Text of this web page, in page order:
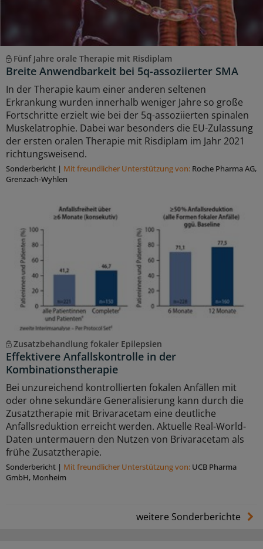
Fünf Jahre orale Therapie mit Risdiplam
Breite Anwendbarkeit bei 5q-assoziierter SMA
In der Therapie kaum einer anderen seltenen
Erkrankung wurden innerhalb weniger Jahre so große
Fortschritte erzielt wie bei der 5q-assoziierten spinalen
Muskelatrophie. Dabei war besonders die EU-Zulassung
der ersten oralen Therapie mit Risdiplam im Jahr 2021
richtungsweisend.
Sonderbericht | Mit freundlicher Unterstützung von: Roche Pharma AG,
Grenzach-Wyhlen
Zusatzbehandlung fokaler Epilepsien
Effektivere Anfallskontrolle in der
Kombinationstherapie
Bei unzureichend kontrollierten fokalen Anfällen mit
oder ohne sekundäre Generalisierung kann durch die
Zusatztherapie mit Brivaracetam eine deutliche
Anfallsreduktion erreicht werden. Aktuelle Real-World-
Daten untermauern den Nutzen von Brivaracetam als
frühe Zusatztherapie.
Sonderbericht | Mit freundlicher Unterstützung von: UCB Pharma
GmbH, Monheim
weitere Sonderberichte